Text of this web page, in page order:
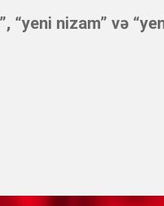
“yeni nizam” və